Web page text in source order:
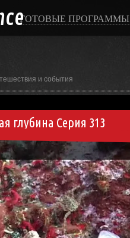
ГОТОВЫЕ ПРОГРАММЫ
и события
глубина Серия 313